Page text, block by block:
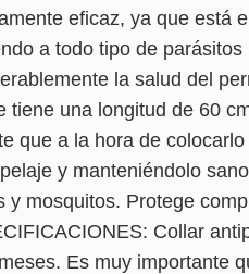
eficaz, ya que
a todo tipo de
la salud del
tiene una longitud de 60
que a la hora de
y manteniéndolo
mosquitos. Protege
Collar
Es muy importante